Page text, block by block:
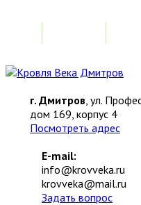
г. Дмитров, ул.
дом 169, корпус 4
Посмотреть адрес
E-mail:
info@krovveka.ru
krovveka@mail.ru
Задать вопрос